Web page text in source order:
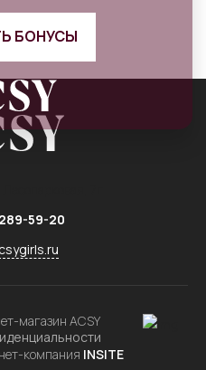
59-20
магазин ACSY
компания INSITE
БОНУСЫ